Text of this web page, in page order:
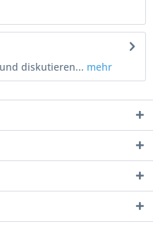
diskutieren... mehr